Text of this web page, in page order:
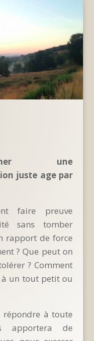
une
juste age par
faire preuve
sans tomber
rapport de force
? Que peut on
? Comment
un tout petit ou
répondre à toute
apportera de